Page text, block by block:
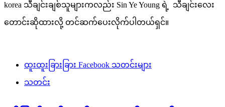
korea သီချင်းချစ်သူများကလည်း Sin Ye Young ရဲ့ သီချင်းလေး
တောင်းဆိုထားလို့ တင်ဆက်ပေးလိုက်ပါတယ်ရှင်။
ထူးထူးခြားခြား Facebook သတင်းများ
သတင်း